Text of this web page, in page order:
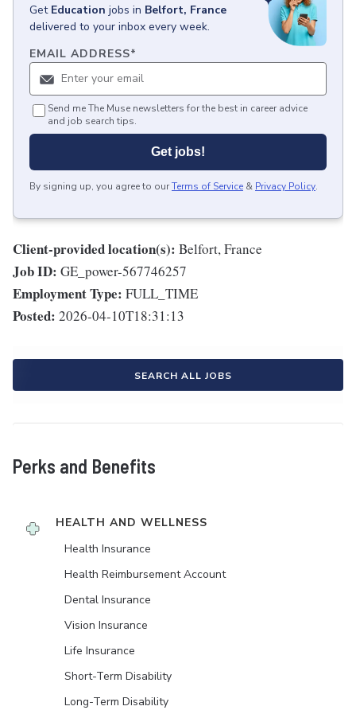
Get Education jobs in Belfort, France
delivered to your inbox every week.
EMAIL ADDRESS*
Send me The Muse newsletters for the best in career advice
and job search tips.
Get jobs!
By signing up, you agree to ourTerms of Service & Privacy Policy.
Client-provided location(s): Belfort, France
Job ID: GE_power-567746257
Employment Type: FULL_TIME
Posted: 2026-04-10T18:31:13
SEARCH ALL JOBS
Perks and Benefits
HEALTH AND WELLNESS
Health Insurance
Health Reimbursement Account
Dental Insurance
Vision Insurance
Life Insurance
Short-Term Disability
Long-Term Disability